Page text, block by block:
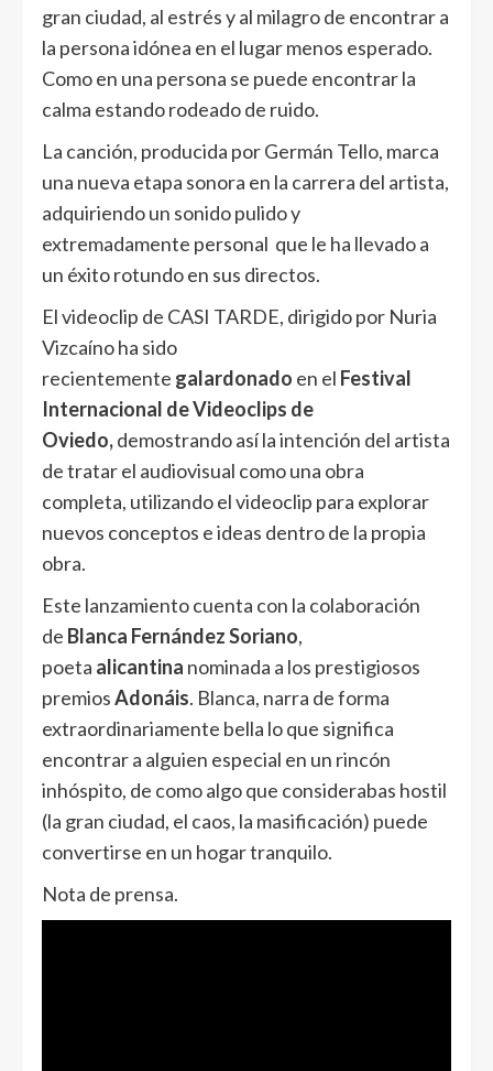
gran ciudad, al estrés y al milagro de encontrar a
la persona idónea en el lugar menos esperado.
Como en una persona se puede encontrar la
calma estando rodeado de ruido.
La canción, producida por Germán Tello, marca
una nueva etapa sonora en la carrera del artista,
adquiriendo un sonido pulido y
extremadamente personal que le ha llevado a
un éxito rotundo en sus directos.
El videoclip de CASI TARDE, dirigido por Nuria
Vizcaíno ha sido
recientemente galardonado en el Festival
Internacional de Videoclips de
Oviedo,demostrando así la intención del artista
de tratar el audiovisual como una obra
completa, utilizando el videoclip para explorar
nuevos conceptos e ideas dentro de la propia
obra.
Este lanzamiento cuenta con la colaboración
de Blanca Fernández Soriano,
poeta alicantina nominada a los prestigiosos
premiosAdonáis. Blanca, narra de forma
extraordinariamente bella lo que significa
encontrar a alguien especial en un rincón
inhóspito, de como algo que considerabas hostil
(la gran ciudad, el caos, la masificación) puede
convertirse en un hogar tranquilo.
Nota de prensa.